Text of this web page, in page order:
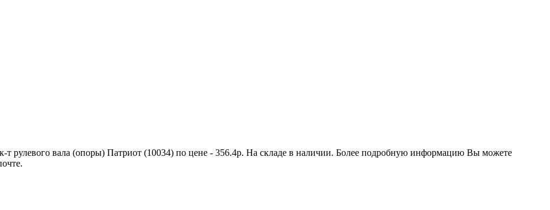
рулевого вала (опоры) Патриот (10034) по цене - 356.4р. На складе в наличии. Более подробную информацию Вы можете